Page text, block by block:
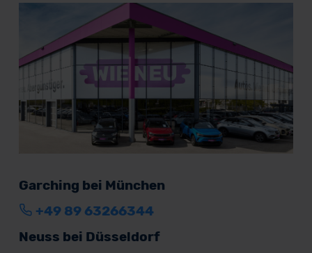
Garching bei München
+49 89 63266344
Neuss bei Düsseldorf